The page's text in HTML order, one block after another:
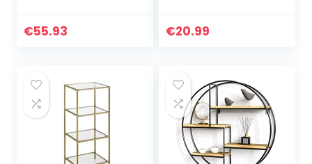
€55.93
vormgeving,
€20.99